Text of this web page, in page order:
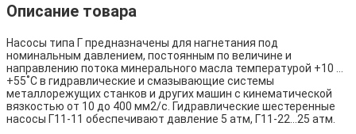
Описание товара
Насосы типа Г предназначены для нагнетания под
номинальным давлением, постоянным по величине и
направлению потока минерального масла температурой +10 …
+55˚С в гидравлические и смазывающие системы
металлорежущих станков и других машин с кинематической
вязкостью от 10 до 400 мм2/с. Гидравлические шестеренные
насосы Г11-11 обеспечивают давление 5 атм, Г11-22…25 атм.